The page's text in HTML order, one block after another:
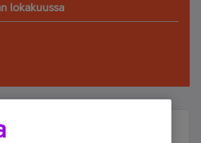
lokakuussa
osallistu ja voita!